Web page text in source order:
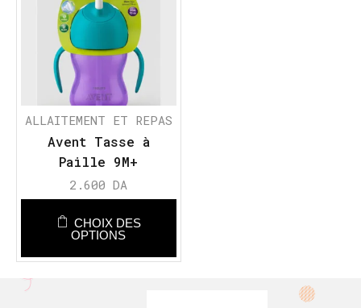
ALLAITEMENT ET REPAS
Avent Tasse à
Paille 9M+
2.600DA
CHOIX DES
OPTIONS